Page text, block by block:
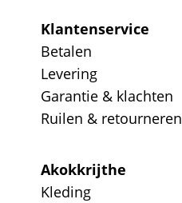
Klantenservice
Betalen
Levering
Garantie & klachten
Ruilen & retourneren
Akokkrijthe
Kleding